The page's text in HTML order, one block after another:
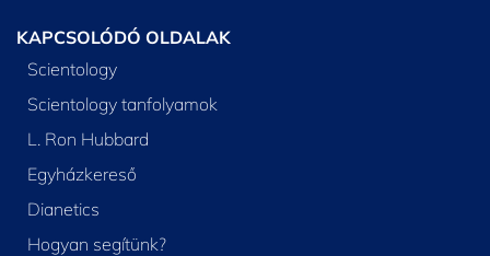
KAPCSOLÓDÓ OLDALAK
Scientology
Scientology tanfolyamok
L. Ron Hubbard
Egyházkereső
Dianetics
Hogyan segítünk?